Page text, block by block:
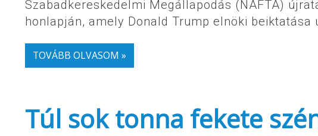
Szabadkereskedelmi Megállapodás (NAFTA)
honlapján, amely Donald Trump elnöki
TOVÁBB OLVASOM »
Túl sok tonna fekete